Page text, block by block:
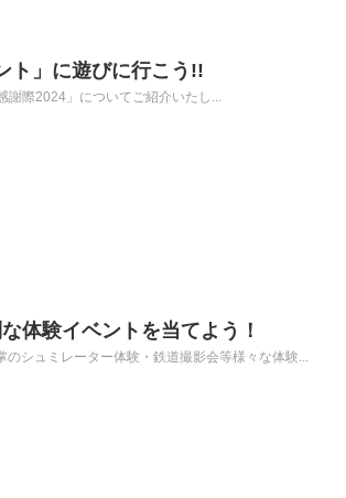
ト」に遊びに行こう!!
謝際2024」についてご紹介いたし...
体験イベントを当てよう！
シュミレーター体験・鉄道撮影会等様々な体験...